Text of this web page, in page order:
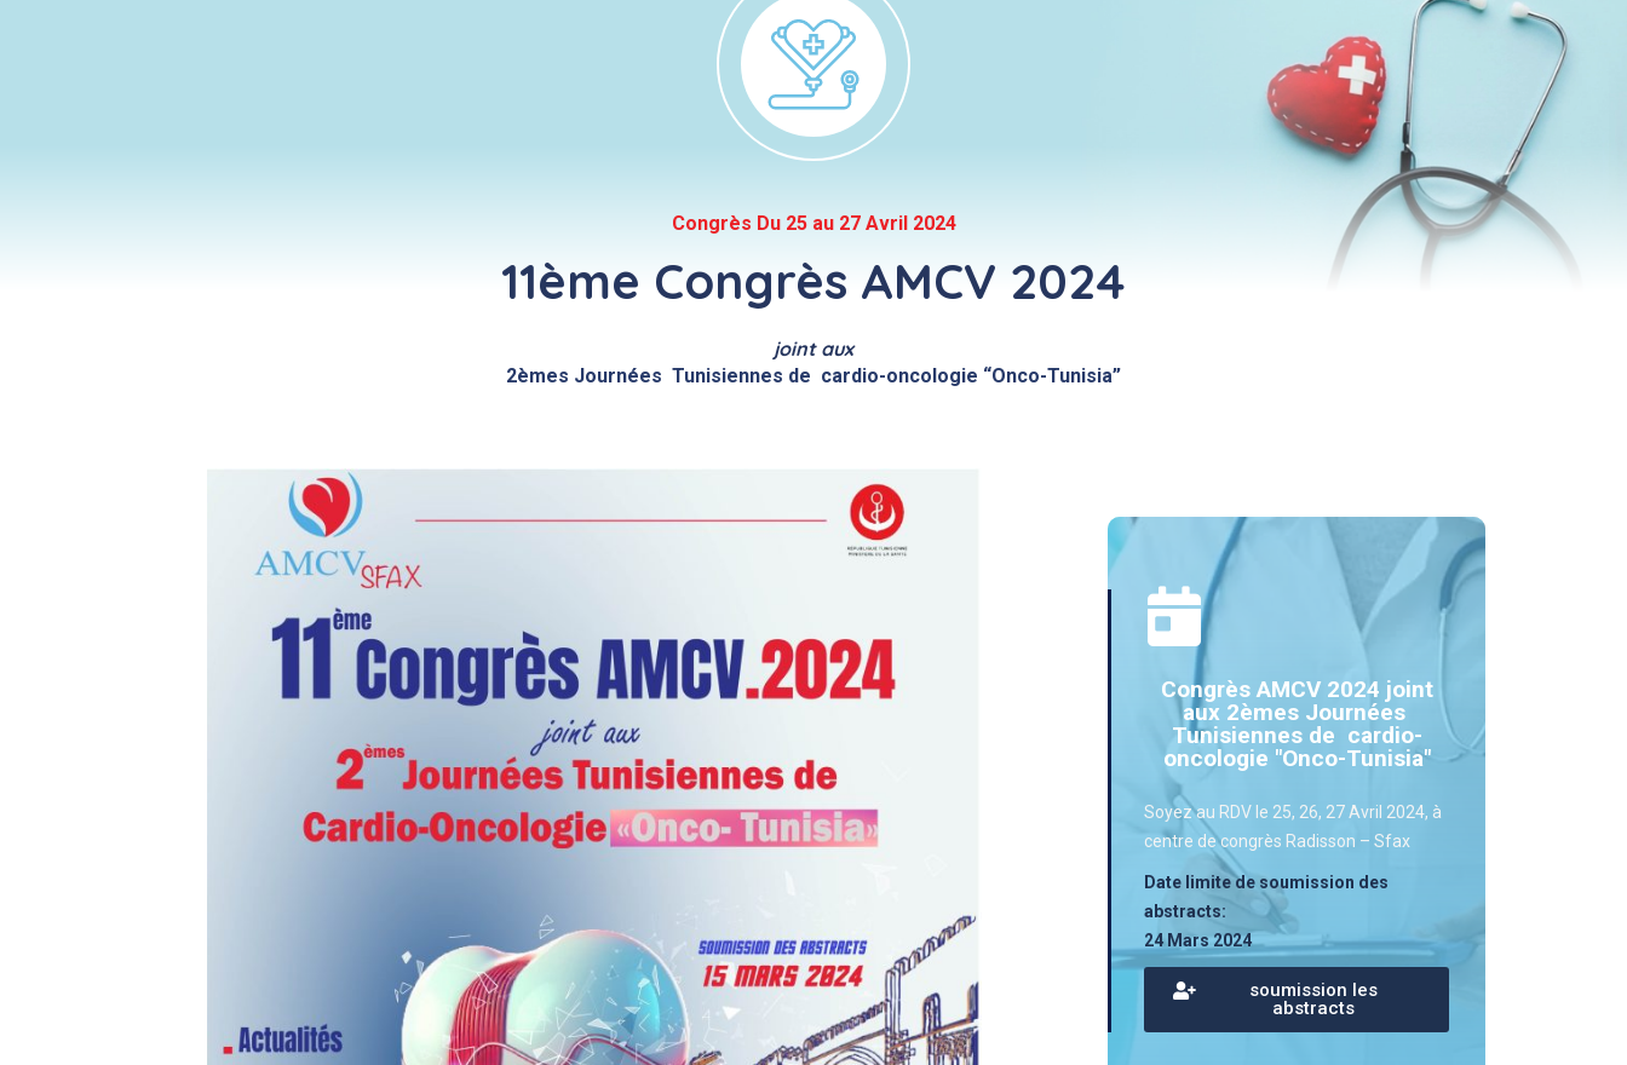
Congrès Du 25 au 27 Avril 2024
11ème Congrès AMCV 2024
joint aux
2èmes Journées Tunisiennes de cardio-oncologie “Onco-Tunisia”
Congrès AMCV 2024 joint
aux 2èmes Journées
Tunisiennes de cardio-
oncologie "Onco-Tunisia"
Soyez au RDV le 25, 26, 27 Avril 2024, à
centre de congrès Radisson – Sfax
Date limite de soumission des
abstracts:
24 Mars 2024
soumission les
abstracts